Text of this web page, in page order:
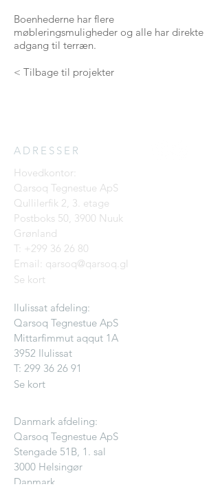
Boenhederne har flere
møbleringsmuligheder og alle har direkte
adgang til terræn.
< Tilbage til projekter
ADRESSER
Hovedkontor:
Qarsoq Tegnestue ApS
Qullilerfik 2, 3. etage
Postboks 50, 3900 Nuuk
Grønland
T: +299 36 26 80
Email: qarsoq@qarsoq.gl
Se kort
Ilulissat afdeling:
Qarsoq Tegnestue ApS
Mittarfimmut aqqut 1A
3952 Ilulissat
T: 299 36 26 91
Se kort
Danmark afdeling:
Qarsoq Tegnestue ApS
Stengade 51B, 1. sal
3000 Helsingør
Danmark